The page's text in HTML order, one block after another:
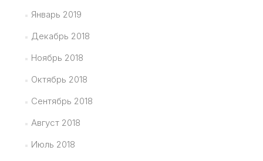
Январь 2019
Декабрь 2018
Ноябрь 2018
Октябрь 2018
Сентябрь 2018
Август 2018
Июль 2018